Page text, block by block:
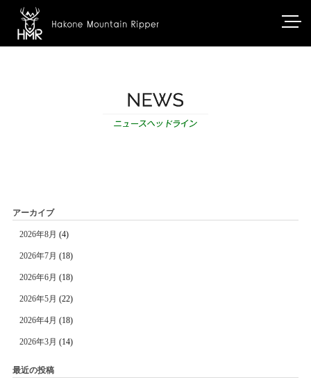
アーカイブ
2026年8月 (4)
2026年7月 (18)
2026年6月 (18)
2026年5月 (22)
2026年4月 (18)
2026年3月 (14)
最近の投稿